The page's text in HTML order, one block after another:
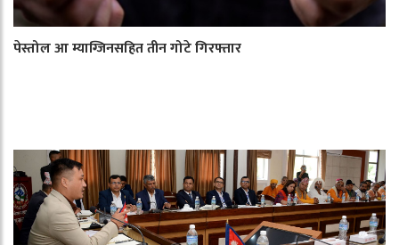
पेस्तोल आ म्याग्जिनसहित तीन गोटे गिरफ्तार